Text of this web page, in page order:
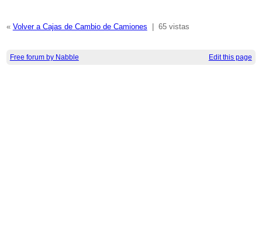
« Volver a Cajas de Cambio de Camiones 65 vistas
Free forum by Nabble Edit this page